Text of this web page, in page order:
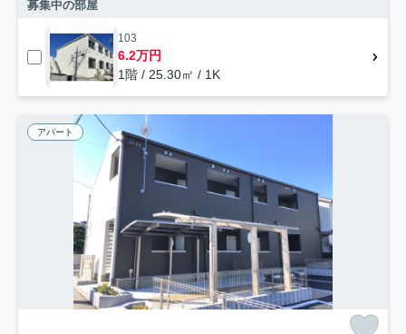
募集中の部屋
103
6.2万円
1階 / 25.30㎡ / 1K
アパート